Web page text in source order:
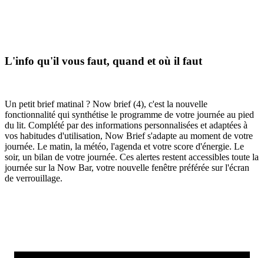
L'info qu'il vous faut, quand et où il faut
Un petit brief matinal ? Now brief (4), c'est la nouvelle
fonctionnalité qui synthétise le programme de votre journée au pied
du lit. Complété par des informations personnalisées et adaptées à
vos habitudes d'utilisation, Now Brief s'adapte au moment de votre
journée. Le matin, la météo, l'agenda et votre score d'énergie. Le
soir, un bilan de votre journée. Ces alertes restent accessibles toute la
journée sur la Now Bar, votre nouvelle fenêtre préférée sur l'écran
de verrouillage.